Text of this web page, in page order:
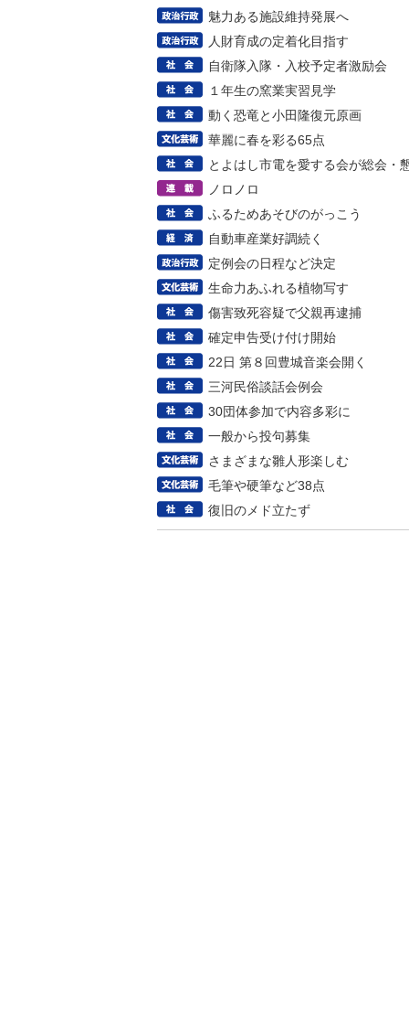
魅力ある施設維持発展へ
人財育成の定着化目指す
自衛隊入隊・入校予定者激励会
１年生の窯業実習見学
動く恐竜と小田隆復元原画
華麗に春を彩る65点
とよはし市電を愛する会が総会・
ノロノロ
ふるためあそびのがっこう
自動車産業好調続く
定例会の日程など決定
生命力あふれる植物写す
傷害致死容疑で父親再逮捕
確定申告受け付け開始
22日 第８回豊城音楽会開く
三河民俗談話会例会
30団体参加で内容多彩に
一般から投句募集
さまざまな雛人形楽しむ
毛筆や硬筆など38点
復旧のメド立たず